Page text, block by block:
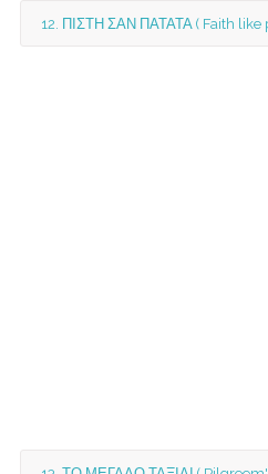
12. ΠΙΣΤΗ ΣΑΝ ΠΑΤΑΤΑ ( Faith like